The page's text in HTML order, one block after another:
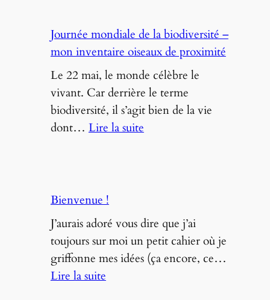
de
colza
Journée mondiale de la biodiversité –
mon inventaire oiseaux de proximité
Le 22 mai, le monde célèbre le
vivant. Car derrière le terme
biodiversité, il s’agit bien de la vie
dont… Lire la suite:
biodiversité
–
mon
inventaire
Bienvenue !
J’aurais adoré vous dire que j’ai
toujours sur moi un petit cahier où je
griffonne mes idées (ça encore, ce…
Lire la suite: